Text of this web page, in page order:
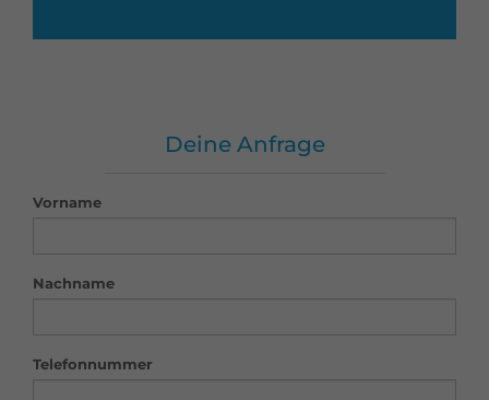
Deine Anfrage
Vorname
Nachname
Telefonnummer